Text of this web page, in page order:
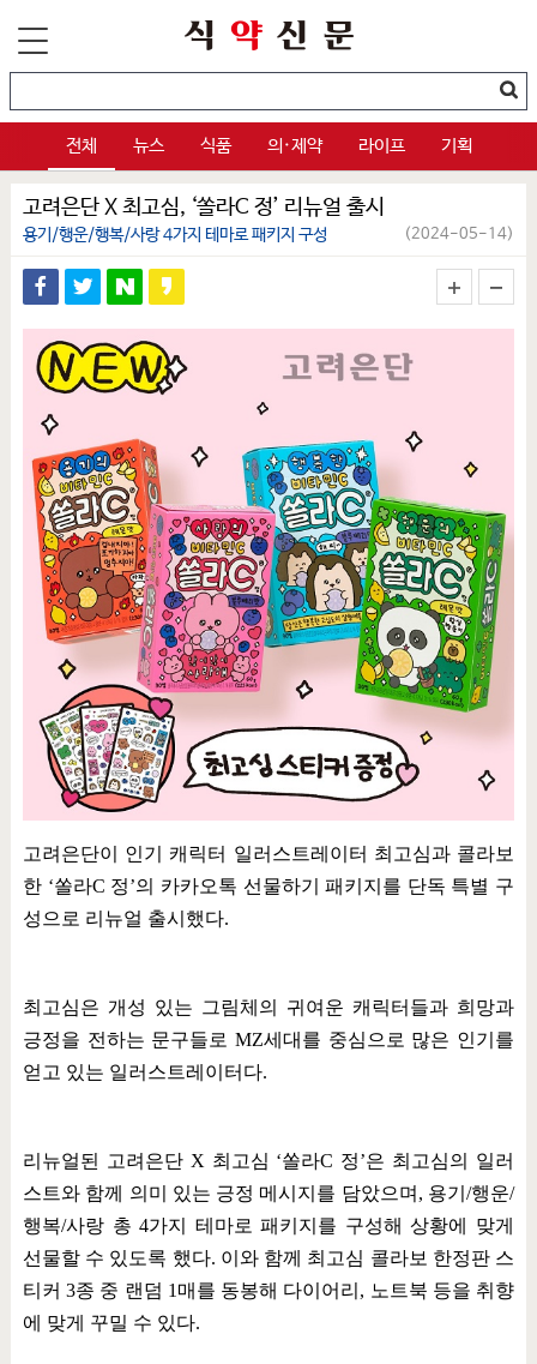
전체 뉴스 식품 의·제약 라이프 기획
고려은단 X 최고심, ‘쏠라C 정’ 리뉴얼 출시
용기/행운/행복/사랑 4가지 테마로 패키지 구성 (2024-05-14)
고려은단이 인기 캐릭터 일러스트레이터 최고심과 콜라보
한 ‘쏠라C 정’의 카카오톡 선물하기 패키지를 단독 특별 구
성으로 리뉴얼 출시했다.
최고심은 개성 있는 그림체의 귀여운 캐릭터들과 희망과
긍정을 전하는 문구들로 MZ세대를 중심으로 많은 인기를
얻고 있는 일러스트레이터다.
리뉴얼된 고려은단 X 최고심 ‘쏠라C 정’은 최고심의 일러
스트와 함께 의미 있는 긍정 메시지를 담았으며 , 용기/행운/
행복/사랑 총4가지 테마로 패키지를 구성해 상황에 맞게
선물할 수 있도록 했다. 이와 함께 최고심 콜라보 한정판 스
티커3종 중 랜덤 1 매를 동봉해 다이어리 , 노트북 등을 취향
에 맞게 꾸밀 수 있다.